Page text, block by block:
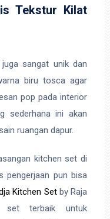
Tekstur Kilat
sangat unik dan
biru tosca agar
pop pada interior
sederhana ini akan
ruangan dapur.
kitchen set di
pengerjaan pun bisa
Kitchen Setby Raja
set terbaik untuk